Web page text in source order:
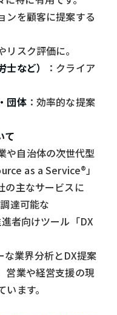
ンを顧客に提案する
リスク評価に。
など）
：クライア
団体：効率的な提案
て
や自治体の次世代型
as a Service®」
の主なサービスに
達可能な
者向けツール「DX
な業界分析とDX提案
営業や経営支援の現
ます。